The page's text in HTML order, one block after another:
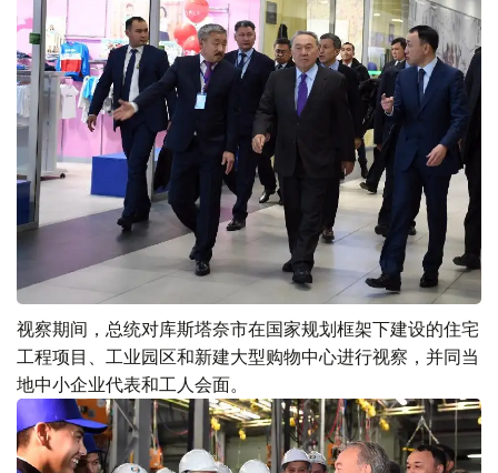
视察期间，总统对库斯塔奈市在国家规划框架下建设的住宅
工程项目、工业园区和新建大型购物中心进行视察，并同当
地中小企业代表和工人会面。